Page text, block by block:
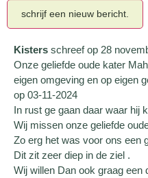
Kisters schreef op 28
Onze geliefde oude kater
eigen omgeving en op eigen
op 03-11-2024
In rust ge gaan daar waar hij
Wij missen onze geliefde
Zo erg het was voor ons een
Dit zit zeer diep in de ziel .
Wij willen Dan ook graag een